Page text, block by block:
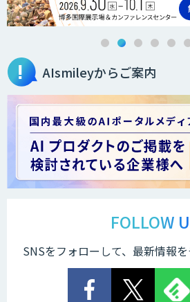
低コスト・短納
デジパーク
デジフロー
エッジデバイス
AIsmileyからご案内
FOLLOW
SNSをフォローして、最新情報